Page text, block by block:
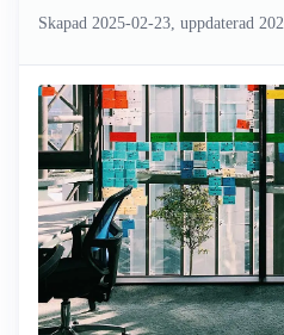
Skapad 2025-02-23 , uppdaterad